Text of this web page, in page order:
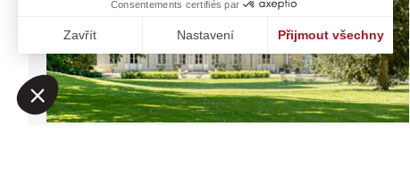
Consentements certifiés par
Zavřít Nastavení Přijmout všechny
Axeptio consent
Platforma pro správu souhlasů: Upravte si své volby
Naše platforma vám umožňuje přizpůsobit a spravovat vaše